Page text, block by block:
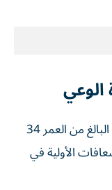
أفادت تقارير صحفية دنماركية بأن اللاعب البالغ من العمر 34
الأولية في